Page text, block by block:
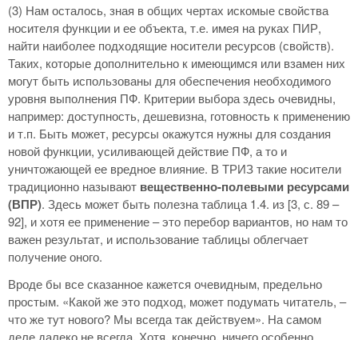
(3) Нам осталось, зная в общих чертах искомые свойства
носителя функции и ее объекта, т.е. имея на руках ПИР,
найти наиболее подходящие носители ресурсов (свойств).
Таких, которые дополнительно к имеющимся или взамен них
могут быть использованы для обеспечения необходимого
уровня выполнения ПФ. Критерии выбора здесь очевидны,
например: доступность, дешевизна, готовность к применению
и т.п. Быть может, ресурсы окажутся нужны для создания
новой функции, усиливающей действие ПФ, а то и
уничтожающей ее вредное влияние. В ТРИЗ такие носители
традиционно называют вещественно-полевыми ресурсами
(ВПР). Здесь может быть полезна таблица 1.4. из [3, с. 89 –
92], и хотя ее применение – это перебор вариантов, но нам то
важен результат, и использование таблицы облегчает
получение оного.
Вроде бы все сказанное кажется очевидным, предельно
простым. «Какой же это подход, может подумать читатель, –
что же тут нового? Мы всегда так действуем». На самом
деле далеко не всегда. Хотя, конечно, ничего особенно